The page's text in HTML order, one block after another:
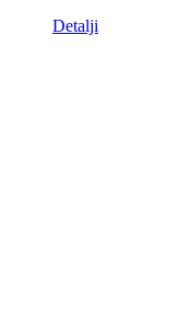
Detalji